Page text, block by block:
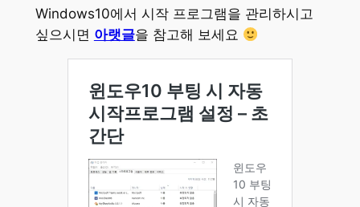
Windows10에서 시작 프로그램을 관리하시고
싶으시면 아랫글을 참고해 보세요